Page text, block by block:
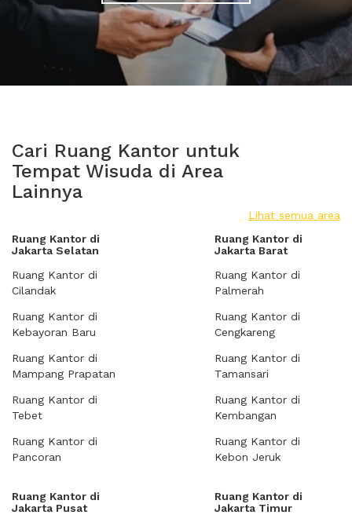
Cari Ruang Kantor untuk
Tempat Wisuda di Area
Lainnya
Lihat semua area
Ruang Kantor di
Jakarta Selatan
Ruang Kantor di
Cilandak
Ruang Kantor di
Kebayoran Baru
Ruang Kantor di
Mampang Prapatan
Ruang Kantor di
Tebet
Ruang Kantor di
Pancoran
Ruang Kantor di
Jakarta Barat
Ruang Kantor di
Palmerah
Ruang Kantor di
Cengkareng
Ruang Kantor di
Tamansari
Ruang Kantor di
Kembangan
Ruang Kantor di
Kebon Jeruk
Ruang Kantor di
Jakarta Pusat
Ruang Kantor di
Jakarta Timur